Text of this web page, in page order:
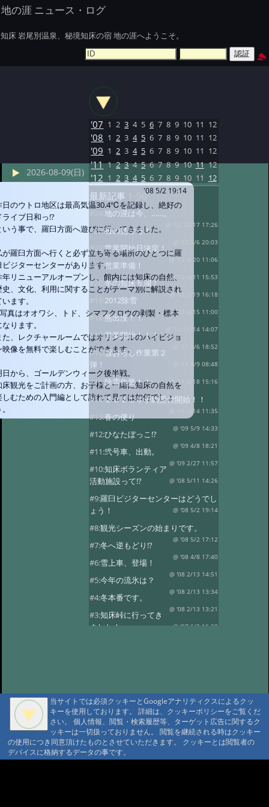
地の涯 ニュース・ログ
知床 岩尾別温泉、秘境知床の宿 地の涯へようこそ。
2026-08-09(日)
'08 5/2 19:14
日のウトロ地区は最高気温30.4℃を記録し、絶好の
ライブ日和っ!?
いう事で、羅臼方面へ遊びに行ってきました。
が羅臼方面へ行くと必ず立ち寄る場所のひとつに羅
ビジターセンターがあります。
年リニューアルオープンし、館内には知床の自然、
史、文化、利用に関することがテーマ別に解説され
ます。
真はオオワシ、トド、シマフクロウの剥製・標本
ります。
た、レクチャールームではオリジナルのハイビジョ
映像を無料で楽しむことができます。
日から、ゴールデンウィーク後半戦。
床観光をご計画の方、お子様と一緒に知床の自然を
しむための入門編として訪れて見ては如何でしょ
'07 1 2 3 4 5 6 7 8 9 10 11 12
'08 1 2 3 4 5 6 7 8 9 10 11 12
'09 1 2 3 4 5 6 7 8 9 10 11 12
'11 1 2 3 4 5 6 7 8 9 10 11 12
'12 1 2 3 4 5 6 7 8 9 10 11 12
最新記事 1-50
#24:地の涯は今、……。
@ '12 12/17 17:26
#23:桜の見ごろ！
@ '12 5/6 20:03
#22:営業開始日決定！
@ '12 4/20 11:06
#21:営業準備！
@ '12 4/11 15:53
#20:冬の知床五湖！
@ '12 3/19 16:18
#19:2012除雪
@ '12 2/15 11:00
#18:熊出没！！
@ '11 11/14 14:07
#17:営業開始！！！
@ '11 5/6 18:52
#16:雪おろし作業第２
弾！
@ '11 3/9 08:48
#15:除雪作業！！ @ '11 2/18 15:16
#14:２０１１年予約受付開始！！
@ '11 2/14 11:35
#13:春の便り
@ '09 5/9 14:33
#12:ひなたぼっこ!?
@ '09 4/8 18:21
#11:弐号車、出動。
@ '09 2/27 11:57
#10:知床ボランティア
活動施設って!?
@ '08 5/11 14:26
#9:羅臼ビジターセンターはどうでし
ょう！
@ '08 5/2 19:14
#8:観光シーズンの始まりです。
@ '08 5/2 17:12
#7:冬へ逆もどり!?
@ '08 4/8 17:40
#6:雪上車、登場！
@ '08 2/13 14:51
#5:今年の流氷は？
@ '08 2/13 13:34
#4:冬本番です。
@ '08 2/13 13:21
#3:知床峠に行ってき
ました！
@ '07 6/2 16:28
当サイトでは必須クッキーとGoogleアナリティクスによるクッ
キーを使用しております。 詳細は、クッキーポリシーをご覧くだ
さい。 個人情報、閲覧・検索履歴等、ターゲット広告に関するク
ッキーは一切扱っておりません。 閲覧を継続される時はクッキー
の使用につき同意頂けたものとさせていただきます。 クッキーとは閲覧者の
デバイスに格納するデータの事です。